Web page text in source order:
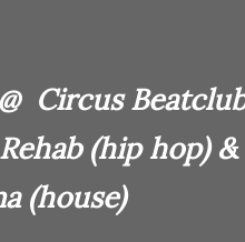
Circus
(hip hop) &
(house)